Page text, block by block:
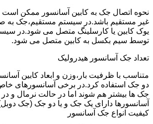
نحوه اتصال جک به کابین آسانسور ممکن
غیر مستقیم باشد.در سیستم مستقیم،جک به
یوک کابین یا کارسلینگ متصل می شود.در
توسط سیم بکسل به کابین متصل می شود.
تعداد جک آسانسور هیدرولیک
متناسب با ظرفیت بار،وزن و ابعاد کابین
دو جک استفاده کرد.در برخی آسانسورهای
جک ها بیشتر هم شوند اما در حالت نرمال و در
آسانسورها دارای یک جک و یا دو جک (جک
کیفیت انواع جک آسانسور